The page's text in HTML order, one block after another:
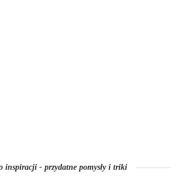
inspiracji - przydatne pomysły i triki